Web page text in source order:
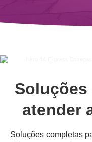
atender
Soluções completas